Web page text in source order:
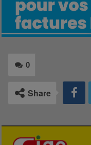
0
Share